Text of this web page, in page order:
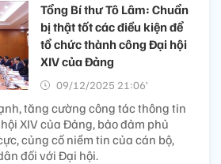
Tổng Bí thư Tô Lâm: Chuẩn
bị thật tốt các điều kiện để
tổ chức thành công Đại hội
XIV của Đảng
09/12/2025 21:06’
tăng cường công tác thông tin
XIV của Đảng, bảo đảm phủ
củng cố niềm tin của cán bộ,
đối với Đại hội.